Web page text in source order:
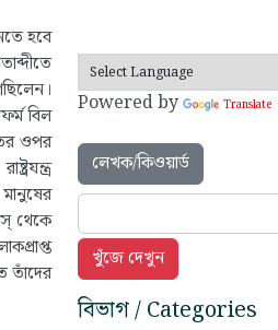
হবে
বিল
ওপর
থেকে
তাঁদের
Powered by Translate
লেখক/কিওয়ার্ড
বিভাগ / Categories